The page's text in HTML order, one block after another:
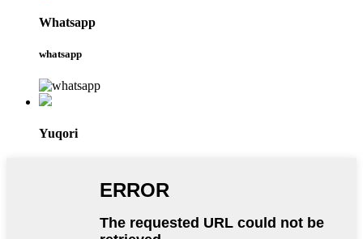
Whatsapp
whatsapp
Yuqori